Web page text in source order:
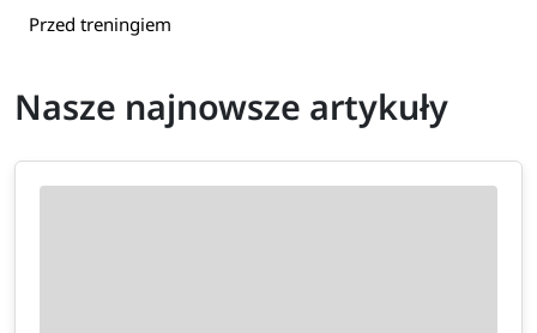
Przed treningiem
Nasze najnowsze artykuły